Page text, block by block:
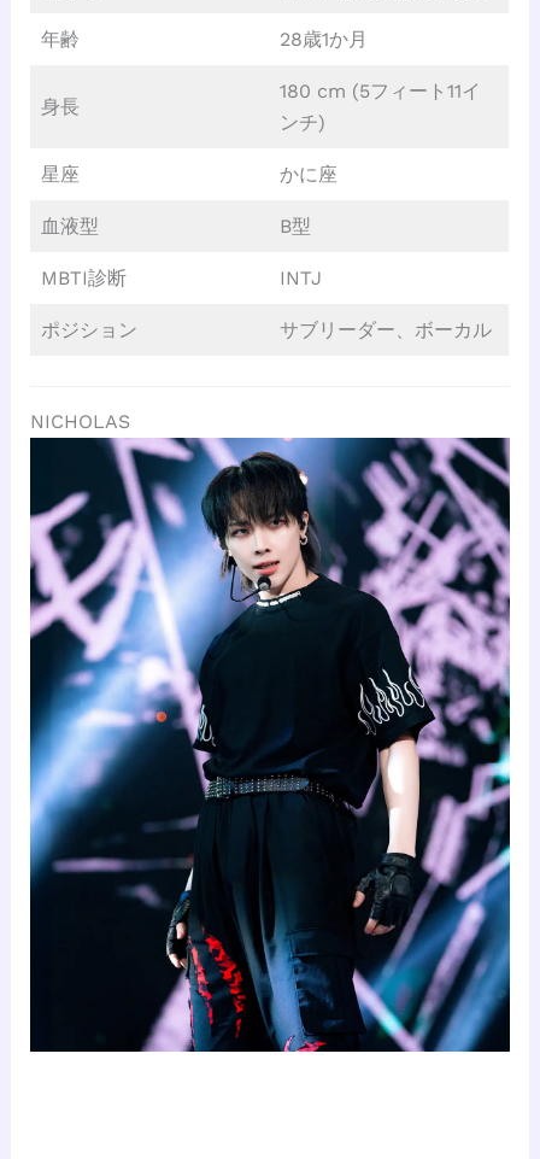
年齢 28歳1か月
身長
180 cm (5フィート11イ
ンチ)
星座 かに座
血液型 B型
MBTI診断 INTJ
ポジション サブリーダー、ボーカル
NICHOLAS